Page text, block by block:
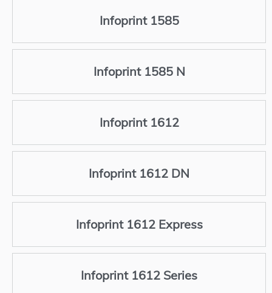
Infoprint 1585
Infoprint 1585 N
Infoprint 1612
Infoprint 1612 DN
Infoprint 1612 Express
Infoprint 1612 Series